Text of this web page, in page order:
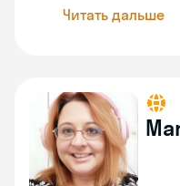
Читать дальше